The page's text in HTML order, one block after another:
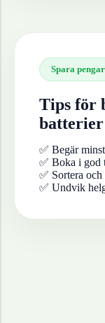
Spara pengar
Tips för
batterier
✅ Begär
✅ Boka i god
✅ Sortera
✅ Undvik